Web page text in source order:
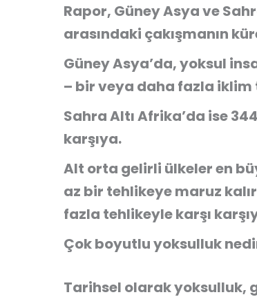
Rapor, Güney Asya ve
arasındaki çakışmanın
Güney Asya’da, yoksul
– bir veya daha fazla iklim
Sahra Altı Afrika’da ise
karşıya.
Alt orta gelirli ülkeler en
az bir tehlikeye maruz
fazla tehlikeyle karşı
Çok boyutlu yoksulluk
Tarihsel olarak yoksulluk,